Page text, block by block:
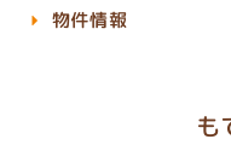
も
物件情報